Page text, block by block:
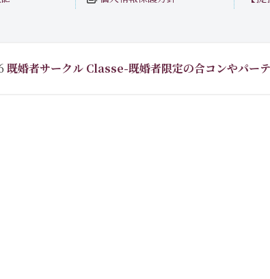
既婚者サークル Classe-既婚者限定の合コンやパー